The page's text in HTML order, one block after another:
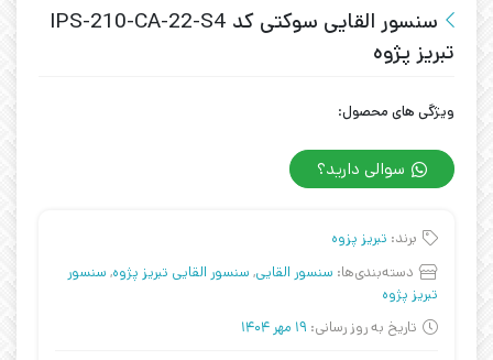
سنسور القایی سوکتی کد IPS-210-CA-22-S4
تبریز پژوه
ویژگی های محصول:
سوالی دارید؟
برند: تبریز پزوه
دسته‌بندی‌ها: سنسور القایی, سنسور القایی تبریز پژوه, سنسور
تبریز پژوه
تاریخ به روز رسانی: 19 مهر 1404